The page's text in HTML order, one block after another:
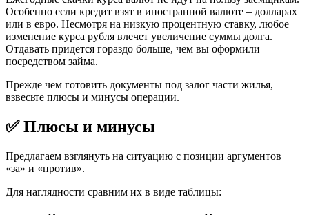
Особенно если кредит взят в иностранной валюте – долларах
или в евро. Несмотря на низкую процентную ставку, любое
изменение курса рубля влечет увеличение суммы долга.
Отдавать придется гораздо больше, чем вы оформили
посредством займа.
Прежде чем готовить документы под залог части жилья,
взвесьте плюсы и минусы операции.
✅ Плюсы и минусы
Предлагаем взглянуть на ситуацию с позиции аргументов
«за» и «против».
Для наглядности сравним их в виде таблицы: